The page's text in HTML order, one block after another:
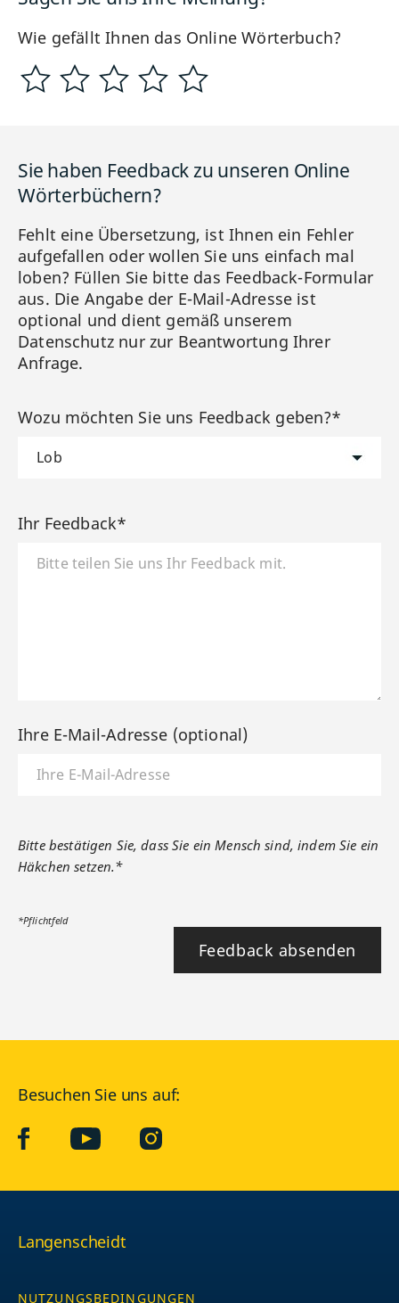
Wie gefällt Ihnen das Online Wörterbuch?
Sie haben Feedback zu unseren Online
Wörterbüchern?
Fehlt eine Übersetzung, ist Ihnen ein Fehler
aufgefallen oder wollen Sie uns einfach mal
loben? Füllen Sie bitte das Feedback-Formular
aus. Die Angabe der E-Mail-Adresse ist
optional und dient gemäß unserem
Datenschutz nur zur Beantwortung Ihrer
Anfrage.
Wozu möchten Sie uns Feedback geben?*
Ihr Feedback*
Ihre E-Mail-Adresse (optional)
Bitte bestätigen Sie, dass Sie ein Mensch sind, indem Sie ein
Häkchen setzen.*
*Pflichtfeld
Feedback absenden
Besuchen Sie uns auf:
facebookYouTube Instagram
Langenscheidt
NUTZUNGSBEDINGUNGEN